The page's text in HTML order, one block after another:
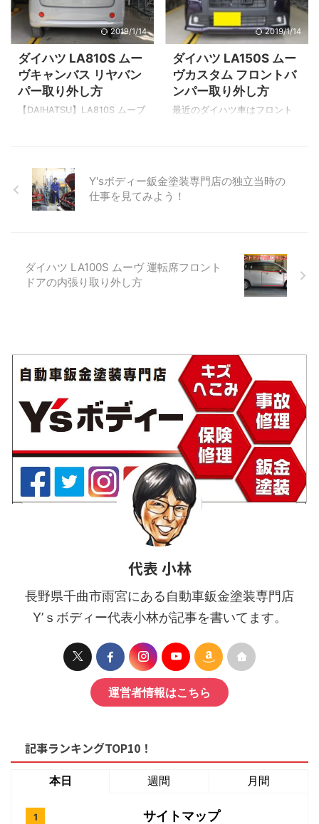
個 溝にツールを入れて上に押
し上げると外れます。 名称：
クリップ 部品番号：90044-
68320 価格：￥160（税抜）
※部品価格はH29年05月現在
バンパーの横 バンパーサイド
部分です。 タイヤの前側に3個
クリップがあります。左右で6
フロントバンパー取り外し記
事です。 基本的に最近の車は
バンパーを外さなければヘッ
ドランプを取り外す事が出来
ません。（一部、昔の車はヘ
ッドライト単体で脱着が可能
な物も有ります） ヘッドライ
トのボルト位置を確認！ ヘッ
2019/1/14
ダイハツ LA810S ムー
ヴキャンバス リヤバン
パー取り外し方
【DAIHATSU】LA810S ムーブ
開けると矢印部分にボルト・
クリップがあります。 ▲上が
頭系10mmボルト 下がクリッ
価格：￥100（税抜） バンパ
ー横部分 ▲横に付いているク
2019/1/14
ダイハツ LA150S ムー
ヴカスタム フロントバ
ンパー取り外し方
最近のダイハツ車はフロント
があるので注意が必要です。
クリップを全て外す フェンダ
ましょう！ ボンネットを開け
るとクリップがあります ▲4箇
所クリップで止まってます。
ので注意しまし ...
Y'sボディー鈑金塗装専門店の独立当時の
仕事を見てみよう！
ダイハツ LA100S ムーヴ 運転席フロント
ドアの内張り取り外し方
代表 小林
長野県千曲市雨宮にある自動車鈑金塗装専門店
Y’ｓボディー代表小林が記事を書いてます。
運営者情報はこちら
記事ランキングTOP10！
本日 週間 月間
サイトマップ